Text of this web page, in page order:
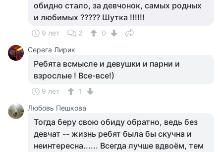
обидно стало, за девчонок, самых родных
и любимых ????? Шутка !!!!!!
9 лет 2
0
Серега Лирик
Ребята всмысле и девушки и парни и
взрослые ! Все-все!)
9 лет
1
Любовь Пешкова
Тогда беру свою обиду обратно, ведь без
девчат -- жизнь ребят была бы скучна и
неинтересна...... Всегда лучше вдвоём, тем